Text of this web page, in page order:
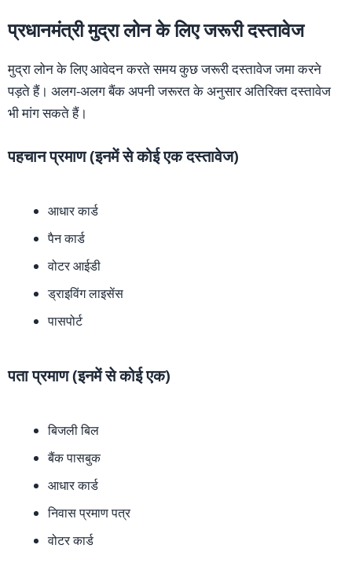
प्रधानमंत्री मुद्रा लोन के लिए जरूरी दस्तावेज
मुद्रा लोन के लिए आवेदन करते समय कुछ जरूरी दस्तावेज जमा करने
पड़ते हैं। अलग-अलग बैंक अपनी जरूरत के अनुसार अतिरिक्त दस्तावेज
भी मांग सकते हैं।
पहचान प्रमाण (इनमें से कोई एक दस्तावेज)
आधार कार्ड
पैन कार्ड
वोटर आईडी
ड्राइविंग लाइसेंस
पासपोर्ट
पता प्रमाण (इनमें से कोई एक)
बिजली बिल
बैंक पासबुक
आधार कार्ड
निवास प्रमाण पत्र
वोटर कार्ड